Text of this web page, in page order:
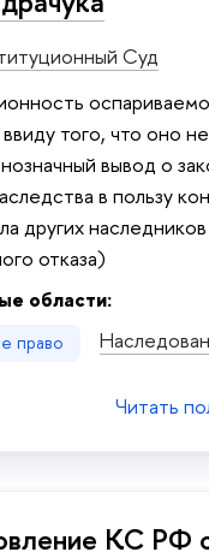
Суд
того, что оно
вывод о
в пользу
других
отказа)
области:
право
Читать
КС РФ